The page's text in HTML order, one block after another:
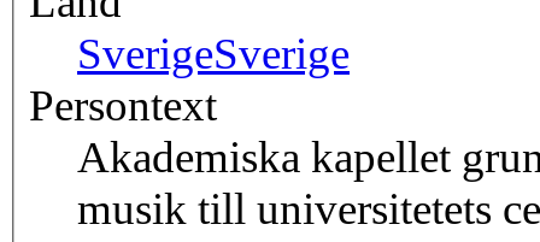
SverigeSverige
Persontext
Akademiska kapellet
musik till universitetets